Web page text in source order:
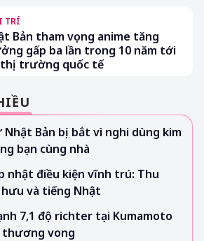
TRÍ
Bản tham vọng anime tăng
gấp ba lần trong 10 năm tới
trường quốc tế
Nhật Bản bị bắt vì nghi dùng kim
bạn cùng nhà
nhật điều kiện vĩnh trú: Thu
và tiếng Nhật
7,1 độ richter tại Kumamoto
thương vong